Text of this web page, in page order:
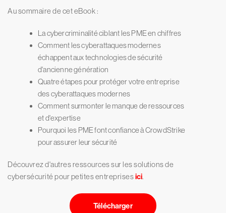
Au sommaire de cet eBook :
La cybercriminalité ciblant les PME en chiffres
Comment les cyberattaques modernes
échappent aux technologies de sécurité
d'ancienne génération
Quatre étapes pour protéger votre entreprise
des cyberattaques modernes
Comment surmonter le manque de ressources
et d'expertise
Pourquoi les PME font confiance à CrowdStrike
pour assurer leur sécurité
Découvrez d'autres ressources sur les solutions de
cybersécurité pour petites entreprisesici.
Télécharger